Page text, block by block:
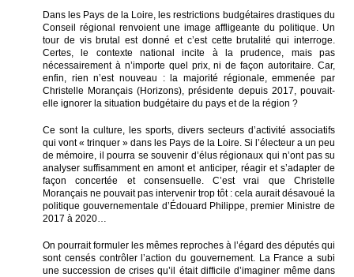
Dans les Pays de la Loire, les restrictions budgétaires drastiques du
Conseil régional renvoient une image affligeante du politique. Un
tour de vis brutal est donné et c’est cette brutalité qui interroge.
Certes, le contexte national incite à la prudence, mais pas
nécessairement à n’importe quel prix, ni de façon autoritaire. Car,
enfin, rien n’est nouveau : la majorité régionale, emmenée par
Christelle Morançais (Horizons), présidente depuis 2017, pouvait-
elle ignorer la situation budgétaire du pays et de la région ?
Ce sont la culture, les sports, divers secteurs d’activité associatifs
qui vont « trinquer » dans les Pays de la Loire. Si l’électeur a un peu
de mémoire, il pourra se souvenir d’élus régionaux qui n’ont pas su
analyser suffisamment en amont et anticiper, réagir et s’adapter de
façon concertée et consensuelle. C’est vrai que Christelle
Morançais ne pouvait pas intervenir trop tôt : cela aurait désavoué la
politique gouvernementale d’Édouard Philippe, premier Ministre de
2017 à 2020…
On pourrait formuler les mêmes reproches à l’égard des députés qui
sont censés contrôler l’action du gouvernement. La France a subi
une succession de crises qu’il était difficile d’imaginer même dans